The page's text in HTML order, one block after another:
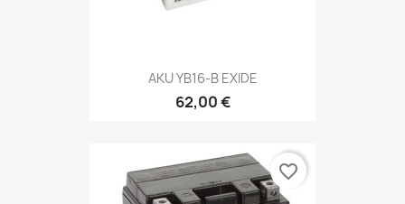
AKU YB16-B EXIDE
62,00 €
favorite_border